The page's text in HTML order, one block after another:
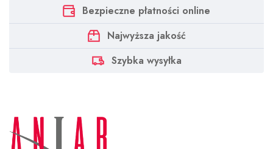
Bezpieczne płatności online
Najwyższa jakość
Szybka wysyłka